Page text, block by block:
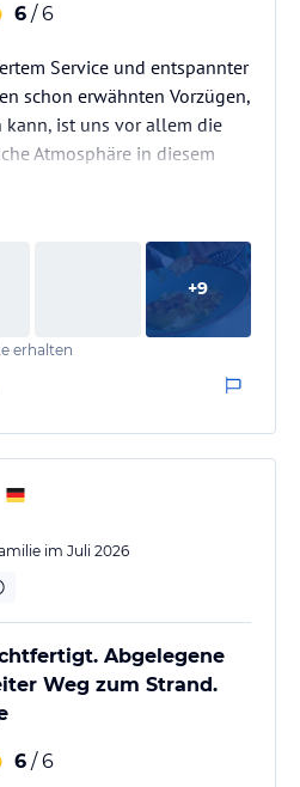
6 / 6
Service und entspannter
schon erwähnten Vorzügen,
ist uns vor allem die
Atmosphäre in diesem
den Angestellten
eine rerspektvolle und
har das Gefühl, dass die
(Leider mussten wir+9
erhalten
im Juli 2026
Abgelegene
Weg zum Strand.
6 / 6